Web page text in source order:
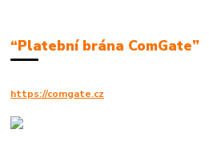
“Platební brána ComGate”
https://comgate.cz